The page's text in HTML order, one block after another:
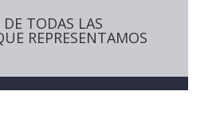
DE TODAS LAS
REPRESENTAMOS